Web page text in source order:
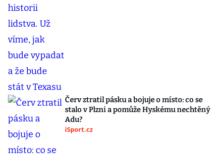
Červ ztratil pásku a bojuje o místo: co se
stalo v Plzni a pomůže Hyskému nechtěný
Adu?
iSport.cz